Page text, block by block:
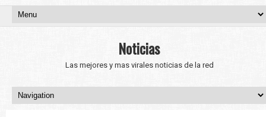
Noticias
Las mejores y mas virales noticias de la red